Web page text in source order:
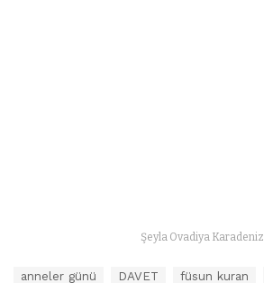
Şeyla Ovadiya Karadeniz
anneler günü DAVET füsun kuran